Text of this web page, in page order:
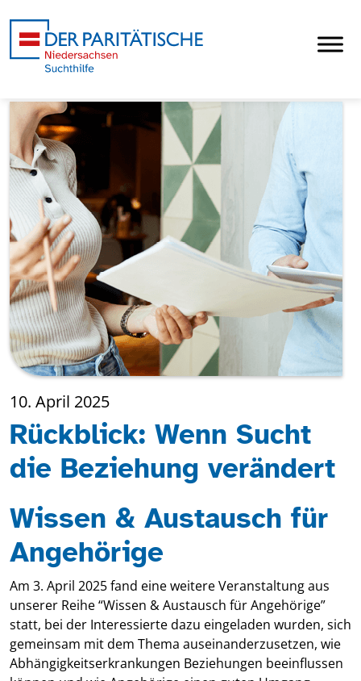
10. April 2025
Rückblick: Wenn Sucht
die Beziehung verändert
Wissen & Austausch für
Angehörige
Am 3. April 2025 fand eine weitere Veranstaltung aus
unserer Reihe “Wissen & Austausch für Angehörige”
statt, bei der Interessierte dazu eingeladen wurden, sich
gemeinsam mit dem Thema auseinanderzusetzen, wie
Abhängigkeitserkrankungen Beziehungen beeinflussen